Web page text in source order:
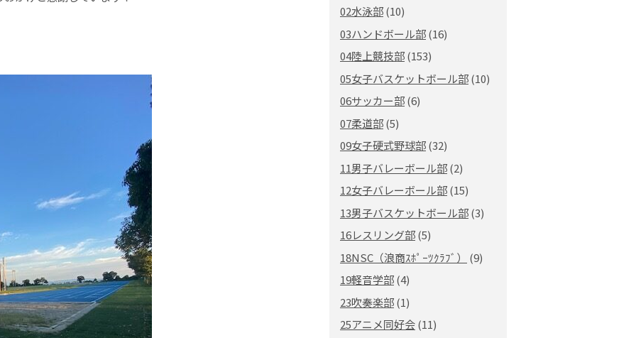
02水泳部(10)
03ハンドボール部(16)
04陸上競技部(153)
05女子バスケットボール部(10)
06サッカー部(6)
07柔道部(5)
09女子硬式野球部(32)
11男子バレーボール部(2)
12女子バレーボール部(15)
13男子バスケットボール部(3)
16レスリング部(5)
18NSC（浪商ｽﾎﾟｰﾂｸﾗﾌﾞ）
(9)
19軽音学部(4)
23吹奏楽部(1)
25アニメ同好会(11)